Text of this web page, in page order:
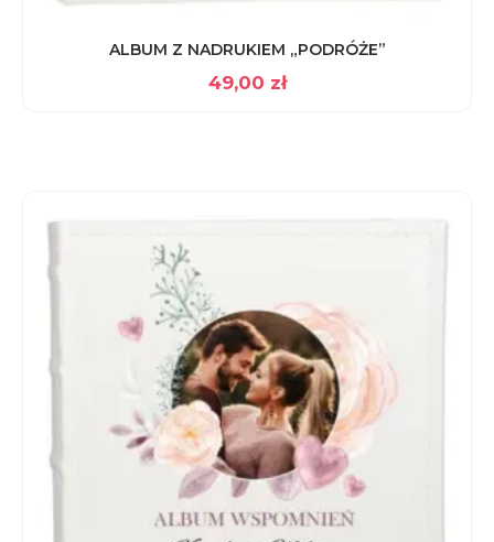
ALBUM Z NADRUKIEM „PODRÓŻE”
49,00 zł